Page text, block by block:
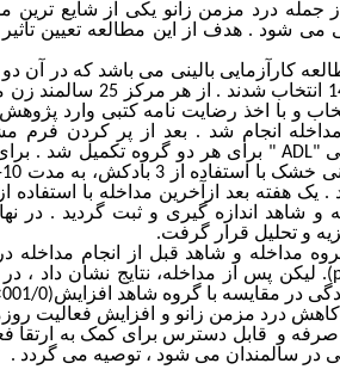
جمله درد مزمن زانو یکی از شایع
شود . هدف از این مطالعه تعیین
کارآزمایی بالینی می باشد که در آن
قزوین به صورت تصادفی
و با اخذ رضایت نامه کتبی وارد
انجام شد . بعد از پر کردن
" ADL" برای هر دو گروه تکمیل شد .
به مدت 10-5 دقیقه بر روی نقاط
. یک هفته بعد ازآخرین مداخله با استفاده
و شاهد اندازه گیری و ثبت گردید .در
و تحلیل قرار گرفت.
مداخله و شاهد قبل از انجام مداخله
). لیکن پس از مداخله، نتایج نشان داد ،
در مقایسه با گروه شاهد افزایش(001/0
درد مزمن زانو و افزایش فعالیت
و قابل دسترس برای کمک به ارتقا
در سالمندان می شود ، توصیه می گردد .